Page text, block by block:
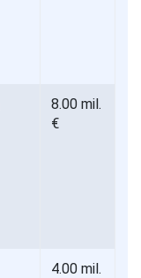
8.00 mil.
€
4.00 mil.